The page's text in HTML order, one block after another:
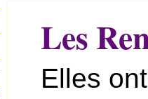
Les
Elles